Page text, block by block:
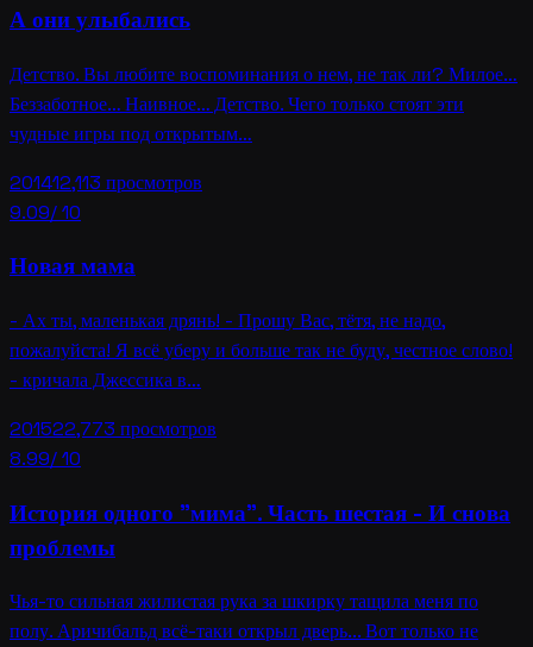
А они улыбались
Детство. Вы любите воспоминания о нем, не так ли? Милое…
Беззаботное… Наивное… Детство. Чего только стоят эти
чудные игры под открытым…
201412,113 просмотров
9.09/ 10
Новая мама
- Ах ты, маленькая дрянь! - Прошу Вас, тётя, не надо,
пожалуйста! Я всё уберу и больше так не буду, честное слово!
- кричала Джессика в…
201522,773 просмотров
8.99/ 10
История одного "мима". Часть шестая - И снова
проблемы
Чья-то сильная жилистая рука за шкирку тащила меня по
полу. Аричибальд всё-таки открыл дверь... Вот только не